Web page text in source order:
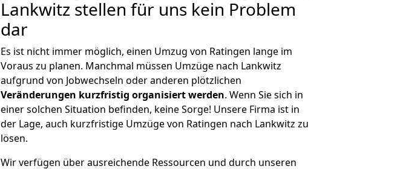
Lankwitz stellen für uns kein Problem
dar
Es ist nicht immer möglich, einen Umzug von Ratingen lange im
Voraus zu planen. Manchmal müssen Umzüge nach Lankwitz
aufgrund von Jobwechseln oder anderen plötzlichen
Veränderungen kurzfristig organisiert werden. Wenn Sie sich in
einer solchen Situation befinden, keine Sorge! Unsere Firma ist in
der Lage, auch kurzfristige Umzüge von Ratingen nach Lankwitz zu
lösen.
Wir verfügen über ausreichende Ressourcen und durch unseren